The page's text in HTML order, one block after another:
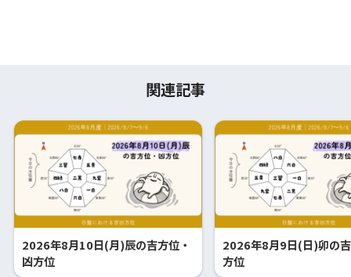
関連記事
2026年8月10日(月)辰の吉方位・
凶方位
2026年8月9日(日)卯の
方位